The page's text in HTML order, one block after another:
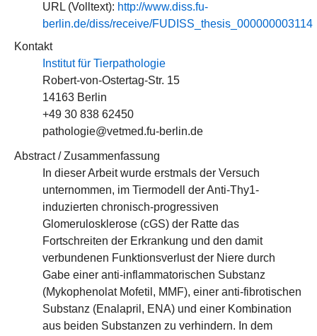
URL (Volltext): http://www.diss.fu-
berlin.de/diss/receive/FUDISS_thesis_000000003114
Kontakt
Institut für Tierpathologie
Robert-von-Ostertag-Str. 15
14163 Berlin
+49 30 838 62450
pathologie@vetmed.fu-berlin.de
Abstract / Zusammenfassung
In dieser Arbeit wurde erstmals der Versuch
unternommen, im Tiermodell der Anti-Thy1-
induzierten chronisch-progressiven
Glomerulosklerose (cGS) der Ratte das
Fortschreiten der Erkrankung und den damit
verbundenen Funktionsverlust der Niere durch
Gabe einer anti-inflammatorischen Substanz
(Mykophenolat Mofetil, MMF), einer anti-fibrotischen
Substanz (Enalapril, ENA) und einer Kombination
aus beiden Substanzen zu verhindern. In dem